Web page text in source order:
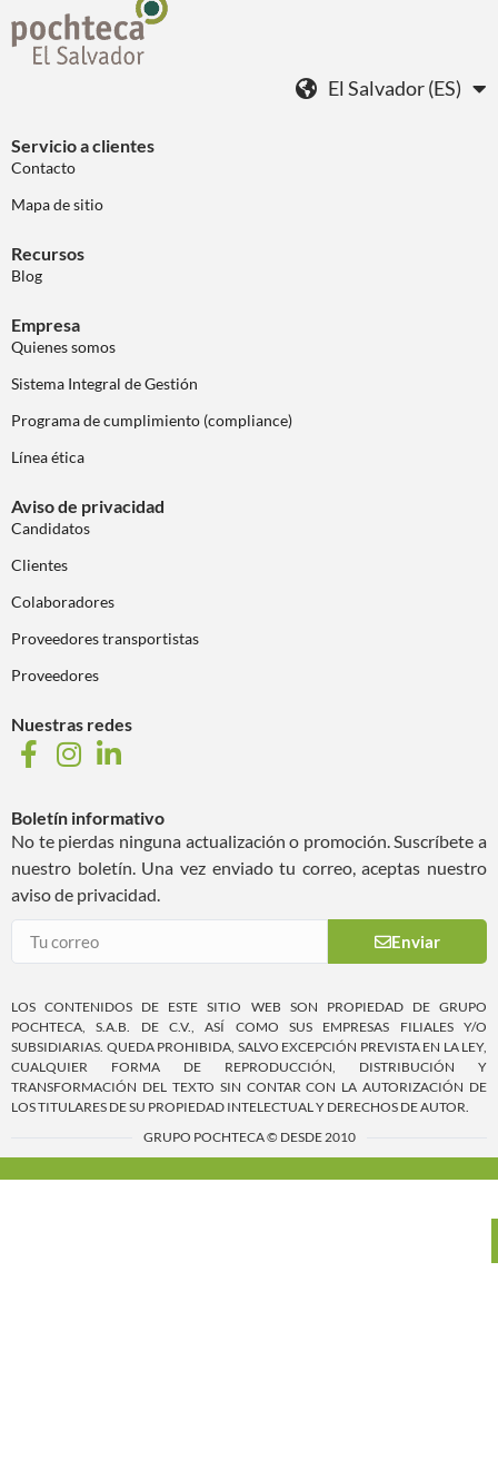
El Salvador (ES)
Servicio a clientes
Contacto
Mapa de sitio
Recursos
Blog
Empresa
Quienes somos
Sistema Integral de Gestión
Programa de cumplimiento (compliance)
Línea ética
Aviso de privacidad
Candidatos
Clientes
Colaboradores
Proveedores transportistas
Proveedores
Nuestras redes
Boletín informativo
No te pierdas ninguna actualización o promoción. Suscríbete a
nuestro boletín. Una vez enviado tu correo, aceptas nuestro
aviso de privacidad.
Enviar
LOS CONTENIDOS DE ESTE SITIO WEB SON PROPIEDAD DE GRUPO
POCHTECA, S.A.B. DE C.V., ASÍ COMO SUS EMPRESAS FILIALES Y/O
SUBSIDIARIAS. QUEDA PROHIBIDA, SALVO EXCEPCIÓN PREVISTA EN LA LEY,
CUALQUIER FORMA DE REPRODUCCIÓN, DISTRIBUCIÓN Y
TRANSFORMACIÓN DEL TEXTO SIN CONTAR CON LA AUTORIZACIÓN DE
LOS TITULARES DE SU PROPIEDAD INTELECTUAL Y DERECHOS DE AUTOR.
GRUPO POCHTECA © DESDE 2010